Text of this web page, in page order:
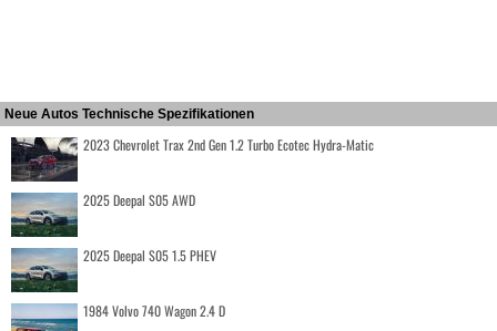
Neue Autos Technische Spezifikationen
2023 Chevrolet Trax 2nd Gen 1.2 Turbo Ecotec Hydra-Matic
2025 Deepal S05 AWD
2025 Deepal S05 1.5 PHEV
1984 Volvo 740 Wagon 2.4 D